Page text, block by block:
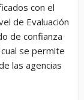
con el
de Evaluación
de confianza
se permite
las agencias